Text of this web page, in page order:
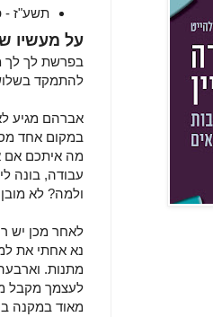
תשע"ז -
על מעשיו
בפרשת לך לך
להתמקד
אברהם מגיע
במקום אחד
מה איתכם אם
עבודה, בונה
ולמה? לא
לאחר מכן יש
נא אחתי את
מתנות.
לעצמך מקבל
מאוד במקנה